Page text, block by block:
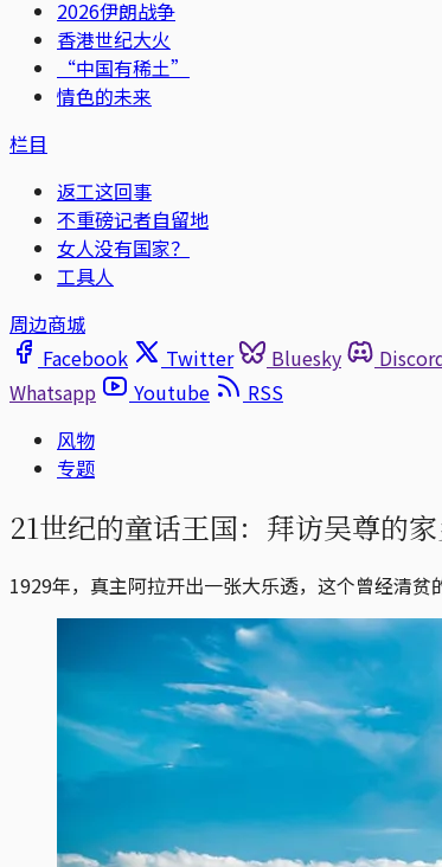
2026伊朗战争
香港世纪大火
“中国有稀土”
情色的未来
栏目
返工这回事
不重磅记者自留地
女人没有国家？
工具人
周边商城
Facebook
Twitter Bluesky
Whatsapp
Youtube
RSS
风物
专题
21世纪的童话王国：拜访吴尊的
1929年，真主阿拉开出一张大乐透，这个曾经清贫